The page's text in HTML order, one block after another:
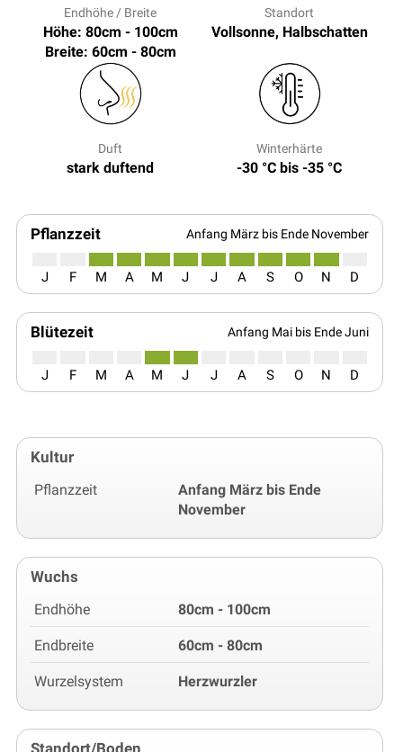
Endhöhe / Breite
Höhe: 80cm - 100cm
Breite: 60cm - 80cm
Standort
Vollsonne, Halbschatten
Duft
stark duftend
Winterhärte
-30 °C bis -35 °C
Pflanzzeit Anfang März bis Ende November
J F M A M J J A S O N D
Blütezeit Anfang Mai bis Ende Juni
J F M A M J J A S O N D
Kultur
Pflanzzeit
Anfang März bis Ende
November
Wuchs
Endhöhe 80cm - 100cm
Endbreite 60cm - 80cm
Wurzelsystem Herzwurzler